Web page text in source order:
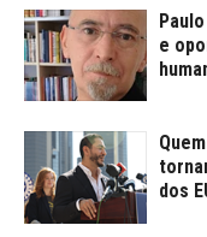
e
dos